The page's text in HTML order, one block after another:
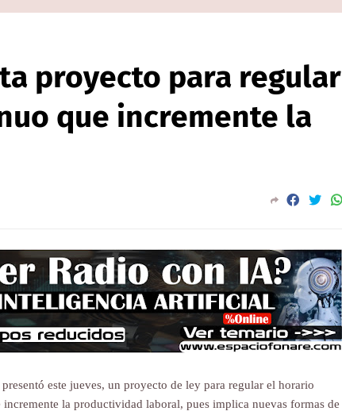
proyecto para regular
que incremente la
este jueves, un proyecto de ley para regular el horario
la productividad laboral, pues implica nuevas formas de